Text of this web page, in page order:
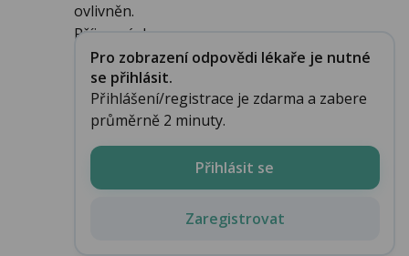
ovlivněn.
Příjemný den...
Pro zobrazení odpovědi lékaře je nutné
se přihlásit.
Přihlášení/registrace je zdarma a zabere
průměrně 2 minuty.
Přihlásit se
Zaregistrovat